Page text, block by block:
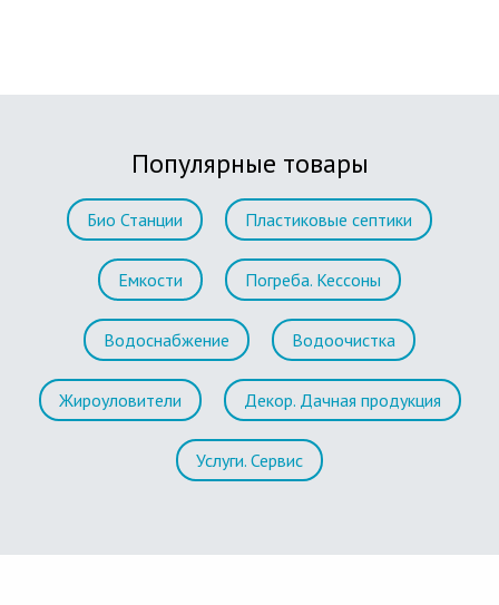
Популярные товары
Био Станции Пластиковые септики
Емкости Погреба. Кессоны
Водоснабжение Водоочистка
Жироуловители Декор. Дачная продукция
Услуги. Сервис